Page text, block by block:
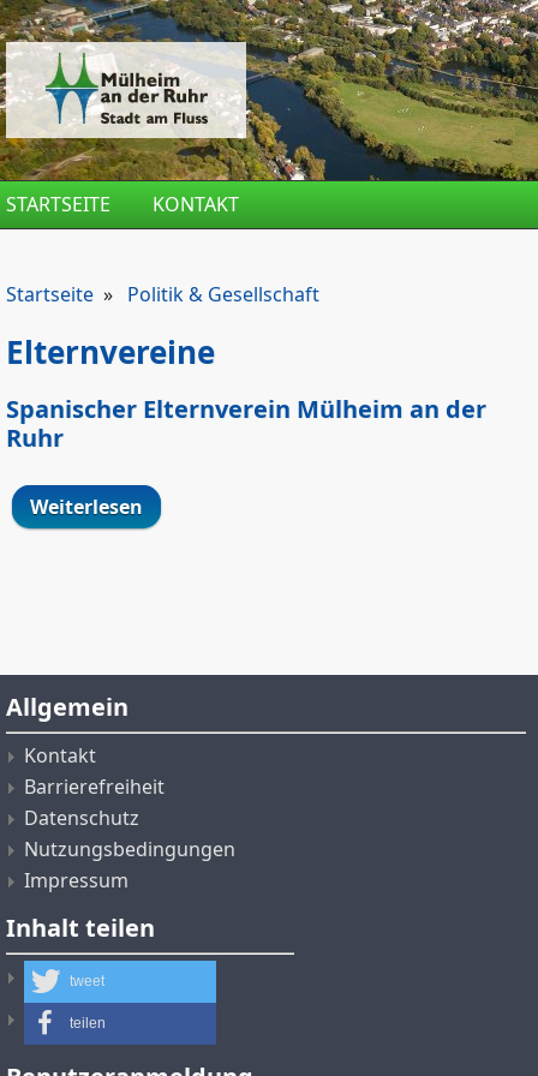
Direkt zum Inhalt
STARTSEITE KONTAKT
Startseite » Politik & Gesellschaft
Elternvereine
Spanischer Elternverein Mülheim an der
Ruhr
Weiterlesen über Spanischer Elternverein Mülheim
an der Ruhr
Allgemein
Kontakt
Barrierefreiheit
Datenschutz
Nutzungsbedingungen
Impressum
Inhalt teilen
tweet
teilen